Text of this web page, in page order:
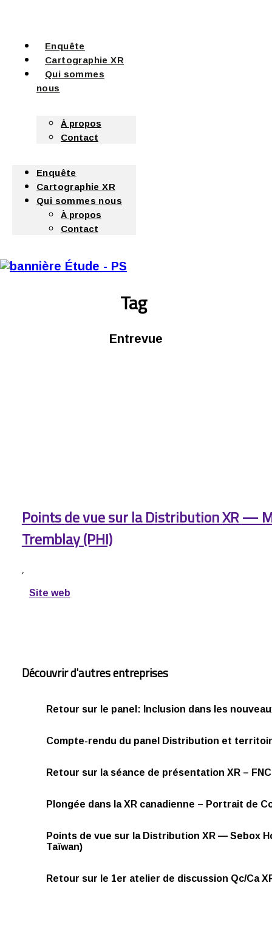
Enquête
Cartographie XR
Qui sommes
nous
À propos
Contact
Enquête
Cartographie XR
Qui sommes nous
À propos
Contact
Tag
Entrevue
Points de vue sur la Distribution XR —
Tremblay (PHI)
,
Site web
Découvrir d'autres entreprises
Retour sur le panel: Inclusion dans les
Compte-rendu du panel Distribution et
Retour sur la séance de présentation XR – FNC
Plongée dans la XR canadienne – Portrait de
Points de vue sur la Distribution XR — Sebox
Taïwan)
Retour sur le 1er atelier de discussion Qc/Ca